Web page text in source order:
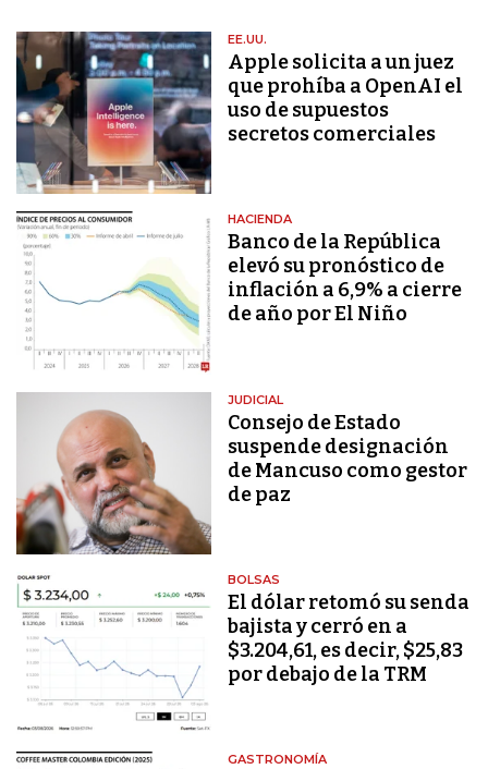
EE.UU.
Apple solicita a un juez
que prohíba a OpenAI el
uso de supuestos
secretos comerciales
HACIENDA
Banco de la República
elevó su pronóstico de
inflación a 6,9% a cierre
de año por El Niño
JUDICIAL
Consejo de Estado
suspende designación
de Mancuso como gestor
de paz
BOLSAS
El dólar retomó su senda
bajista y cerró en a
$3.204,61, es decir, $25,83
por debajo de la TRM
GASTRONOMÍA